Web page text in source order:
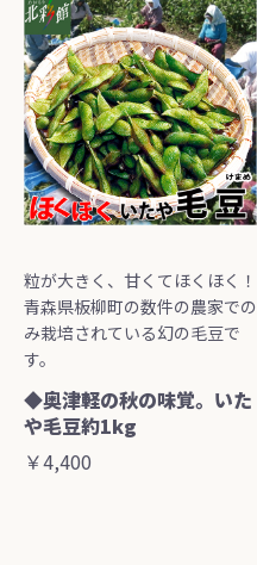
粒が大きく、甘くてほくほく！
青森県板柳町の数件の農家での
み栽培されている幻の毛豆で
す。
◆奥津軽の秋の味覚。いた
や毛豆約1kg
￥4,400